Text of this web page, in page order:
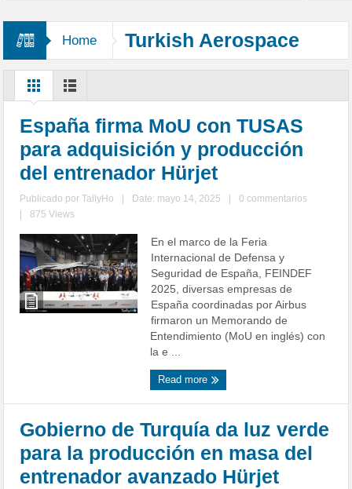
Home
Turkish Aerospace
Hürjet
España firma MoU con TUSAS
para adquisición y producción
del entrenador Hürjet
Publicado porTallyHo Date: mayo 14, 2025
0 commentarios
875 Views
En el marco de la Feria
Internacional de Defensa y
Seguridad de España, FEINDEF
2025, diversas empresas de
España coordinadas por Airbus
firmaron un Memorando de
Entendimiento (MoU en inglés) con
la e ...
Read more
Gobierno de Turquía da luz verde
para la producción en masa del
entrenador avanzado Hürjet